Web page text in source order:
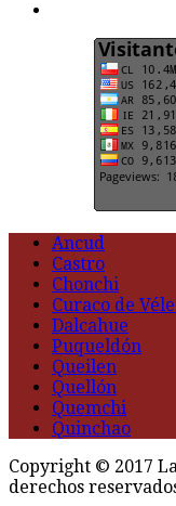
Ancud
Castro
Chonchi
Curaco de
Dalcahue
Puqueldón
Queilen
Quellón
Quemchi
Quinchao
Copyright © 2017
derechos